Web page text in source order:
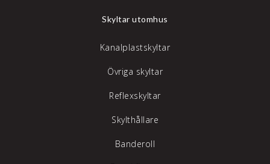
Skyltar utomhus
Kanalplastskyltar
Övriga skyltar
Reflexskyltar
Skylthållare
Banderoll